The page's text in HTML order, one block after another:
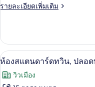
ทวิน,
บุหรี่
รายละเอียดเพิ่มเติม
ราย
เกี่ยว
กับ
ห้อง
ทวิ
เปิด
ภาพถ่าย
46
ห้องสแตนดาร์ดทวิน, ปลอด
วิวเมือง